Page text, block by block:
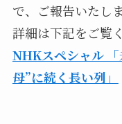
で、ご報告いたしま
詳細は下記をご覧
NHKスペシャル
母”に続く長い列」